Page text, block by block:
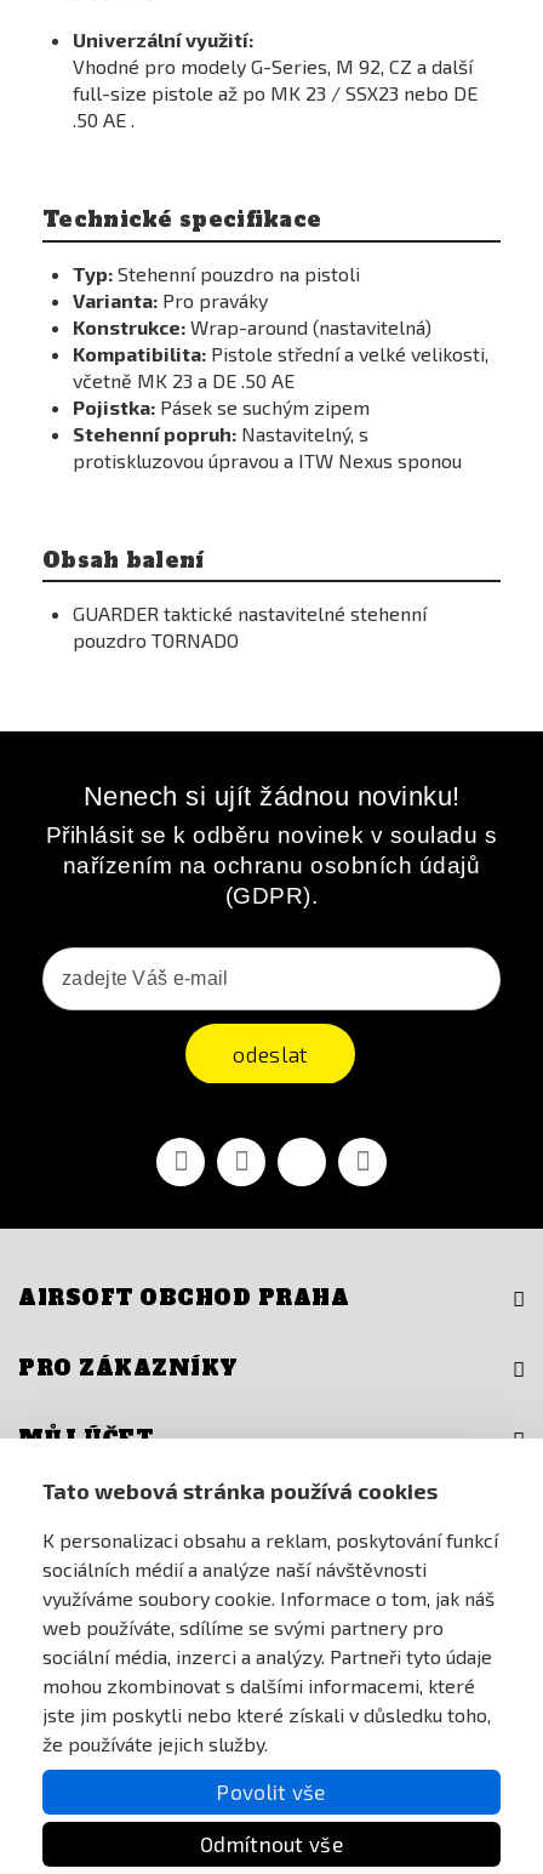
Tato webová stránka používá cookies
K personalizaci obsahu a reklam, poskytování funkcí
sociálních médií a analýze naší návštěvnosti
využíváme soubory cookie. Informace o tom, jak náš
web používáte, sdílíme se svými partnery pro
sociální média, inzerci a analýzy. Partneři tyto údaje
mohou zkombinovat s dalšími informacemi, které
jste jim poskytli nebo které získali v důsledku toho,
že používáte jejich služby.
Povolit vše
Odmítnout vše
Univerzální využití:
Vhodné pro modely G-Series, M 92, CZ a další
full-size pistole až po MK 23 / SSX23 nebo DE
.50 AE .
Technické specifikace
Typ: Stehenní pouzdro na pistoli
Varianta: Pro praváky
Konstrukce: Wrap-around (nastavitelná)
Kompatibilita: Pistole střední a velké velikosti,
včetně MK 23 a DE .50 AE
Pojistka: Pásek se suchým zipem
Stehenní popruh: Nastavitelný, s
protiskluzovou úpravou a ITW Nexus sponou
Obsah balení
GUARDER taktické nastavitelné stehenní
pouzdro TORNADO
Nenech si ujít žádnou novinku!
Přihlásit se k odběru novinek v souladu s
nařízením na ochranu osobních údajů
(GDPR).
odeslat
FacebookYouTubeVimeo Instagram
AIRSOFT OBCHOD PRAHA
PRO ZÁKAZNÍKY
MŮJ ÚČET
ONLINE PLATEBNÍ BRÁNA